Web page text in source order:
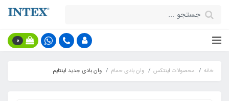
0
خانه محصولات اینتکس وان بادی حمام وان بادی جدید اینتایم